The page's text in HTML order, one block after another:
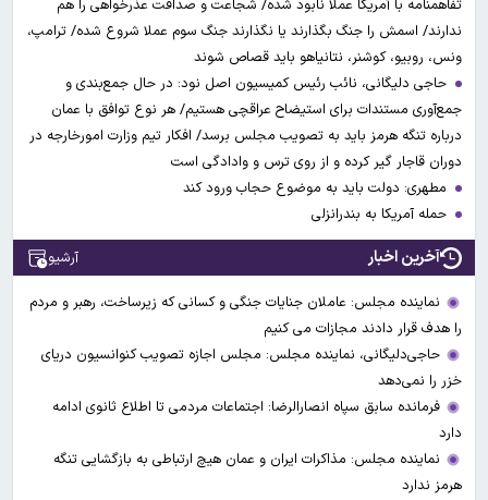
تفاهمنامه با آمریکا عملا نابود شده/ شجاعت و صداقت عذرخواهی را هم
ندارند/ اسمش را جنگ بگذارند یا نگذارند جنگ سوم عملا شروع شده/ ترامپ،
ونس، روبیو، کوشنر، نتانیاهو باید قصاص شوند
حاجی دلیگانی، نائب رئیس کمیسیون اصل نود: در حال جمع‌بندی و
جمع‌آوری مستندات برای استیضاح عراقچی هستیم/ هر نوع توافق با عمان
درباره تنگه هرمز باید به تصویب مجلس برسد/ افکار تیم وزارت امورخارجه در
دوران قاجار گیر کرده و از روی ترس و وادادگی است
مطهری: دولت باید به موضوع حجاب ورود کند
حمله آمریکا به بندرانزلی
آخرین اخبار آرشیو
نماینده مجلس: عاملان جنایات جنگی و کسانی که زیرساخت‌، رهبر و مردم
را هدف قرار دادند مجازات می کنیم
حاجی‌دلیگانی، نماینده مجلس: مجلس اجازه تصویب کنوانسیون دریای
خزر را نمی‌دهد
فرمانده سابق سپاه انصارالرضا: اجتماعات مردمی تا اطلاع ثانوی ادامه
دارد
نماینده مجلس: مذاکرات ایران و عمان هیچ ارتباطی به بازگشایی تنگه
هرمز ندارد